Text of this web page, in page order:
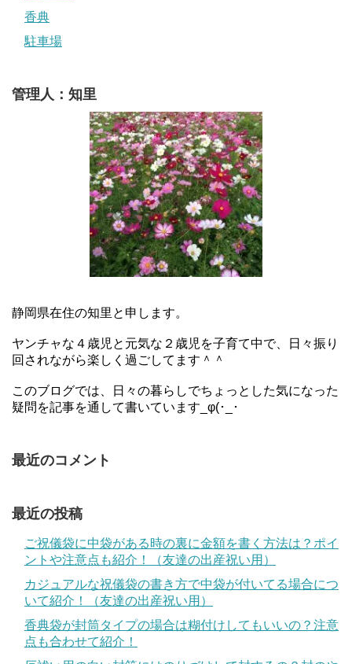
香典
駐車場
管理人：知里
静岡県在住の知里と申します。
ヤンチャな４歳児と元気な２歳児を子育て中で、日々振り
回されながら楽しく過ごしてます＾＾
このブログでは、日々の暮らしでちょっとした気になった
疑問を記事を通して書いています_φ(･_･
最近のコメント
最近の投稿
ご祝儀袋に中袋がある時の裏に金額を書く方法は？ポイ
ントや注意点も紹介！（友達の出産祝い用）
カジュアルな祝儀袋の書き方で中袋が付いてる場合につ
いて紹介！（友達の出産祝い用）
香典袋が封筒タイプの場合は糊付けしてもいいの？注意
点も合わせて紹介！